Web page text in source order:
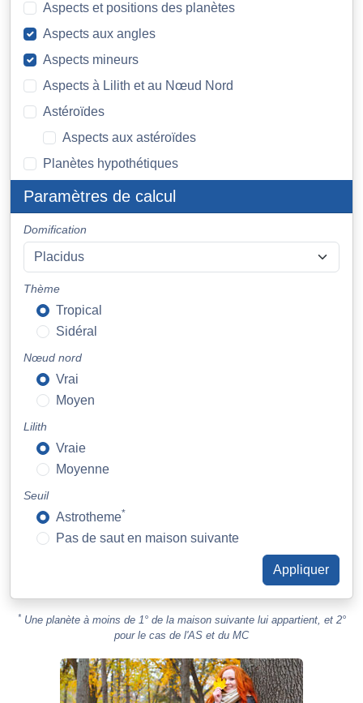
Aspects et positions des planètes
Aspects aux angles
Aspects mineurs
Aspects à Lilith et au Nœud Nord
Astéroïdes
Aspects aux astéroïdes
Planètes hypothétiques
Paramètres de calcul
Domification
Thème
Tropical
Sidéral
Nœud nord
Vrai
Moyen
Lilith
Vraie
Moyenne
Seuil
Astrotheme*
Pas de saut en maison suivante
*Une planète à moins de 1° de la maison suivante lui appartient, et 2°
pour le cas de l'AS et du MC